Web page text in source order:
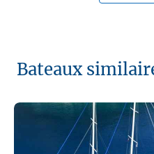
Bateaux